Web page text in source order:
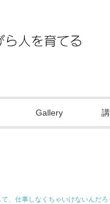
Gallery
て、仕事しなくちゃいけないんだろ